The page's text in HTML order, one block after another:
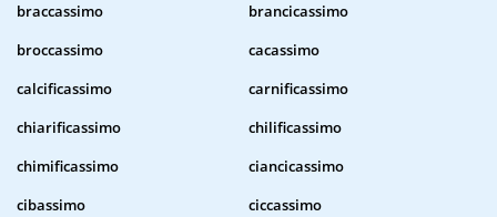
braccassimo
brancicassimo
broccassimo
cacassimo
calcificassimo
carnificassimo
chiarificassimo
chilificassimo
chimificassimo
ciancicassimo
cibassimo
ciccassimo